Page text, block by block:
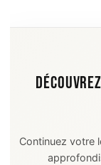
Continuez votre